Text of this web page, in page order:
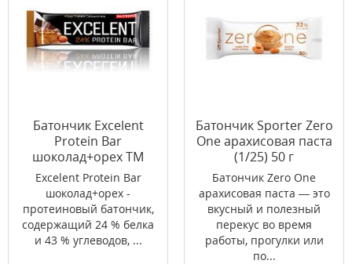
Батончик Excelent
Protein Bar
шоколад+орех ТМ
Нутренд / Nutrend 85г
Excelent Protein Bar
шоколад+орех -
протеиновый батончик,
содержащий 24 % белка
и 43 % углеводов, ...
Батончик Sporter Zero
One арахисовая паста
(1/25) 50 г
Батончик Zero One
арахисовая паста — это
вкусный и полезный
перекус во время
работы, прогулки или
по...